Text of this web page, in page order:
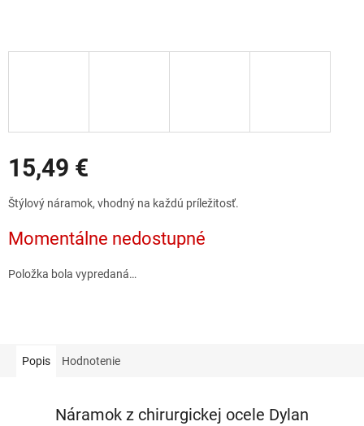
15,49 €
Jednotková
cena:
Štýlový náramok, vhodný na každú príležitosť.
Momentálne nedostupné
Položka bola vypredaná…
Popis Hodnotenie
Náramok z chirurgickej ocele Dylan